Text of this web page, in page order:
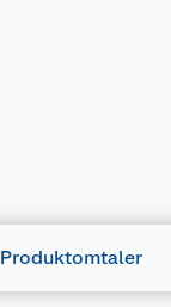
Produktomtaler